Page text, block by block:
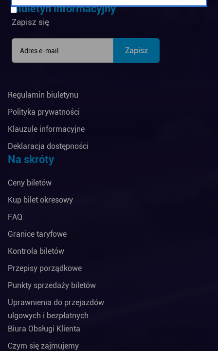
Biuletyn informacyjny
Zapisz się
Regulamin biuletynu
Polityka prywatności
Klauzule informacyjne
Deklaracja dostępności
Na skróty
Ceny biletów
Kup bilet okresowy
FAQ
Granice taryfowe
Kontrola biletów
Przepisy porządkowe
Punkty sprzedaży biletów
Uprawnienia do przejazdów
ulgowych i bezpłatnych
Biura Obsługi Klienta
Czym się zajmujemy